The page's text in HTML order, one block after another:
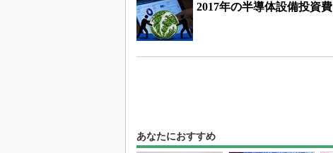
2017年の半導体設備投資
あなたにおすすめ